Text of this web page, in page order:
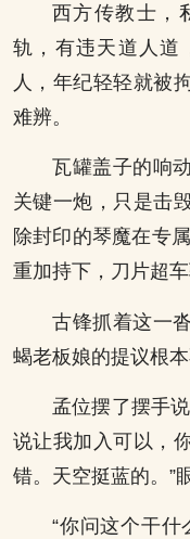
西方传教士，
轨，有违天道人道
人，年纪轻轻就被
难辨。
瓦罐盖子的响
关键一炮，只是击
除封印的琴魔在专
重加持下，刀片超车
古锋抓着这一
蝎老板娘的提议根本
孟位摆了摆手
说让我加入可以，
错。天空挺蓝的。”
“你问这个干什